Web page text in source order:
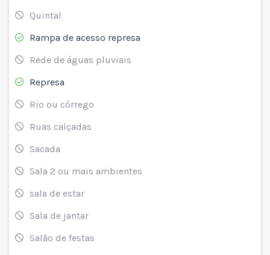
Quintal
Rampa de acesso represa
Rede de águas pluviais
Represa
Rio ou córrego
Ruas calçadas
Sacada
Sala 2 ou mais ambientes
sala de estar
Sala de jantar
Salão de festas